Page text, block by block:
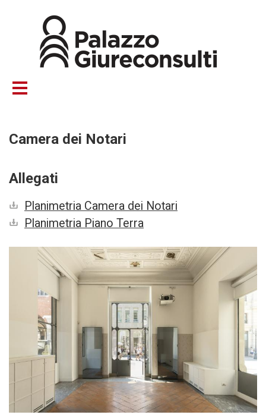
contenuto
principale
Camera dei Notari
Allegati
Planimetria Camera dei Notari
Planimetria Piano Terra